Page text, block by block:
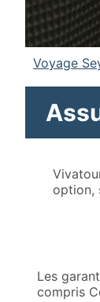
Voyage
option,
Les
compris